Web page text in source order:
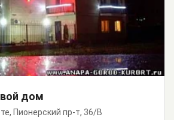
дом
Пионерский пр-т, 36/В